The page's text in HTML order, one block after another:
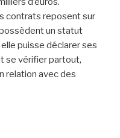
contrats reposent sur
un statut
elle puisse déclarer ses
se vérifier partout,
relation avec des